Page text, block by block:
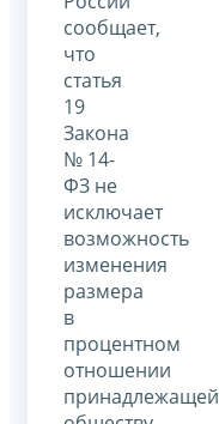
сообщает,
что
статья
19
Закона
№ 14-
ФЗ не
исключает
возможность
изменения
размера
в
процентном
отношении
принадлежащей